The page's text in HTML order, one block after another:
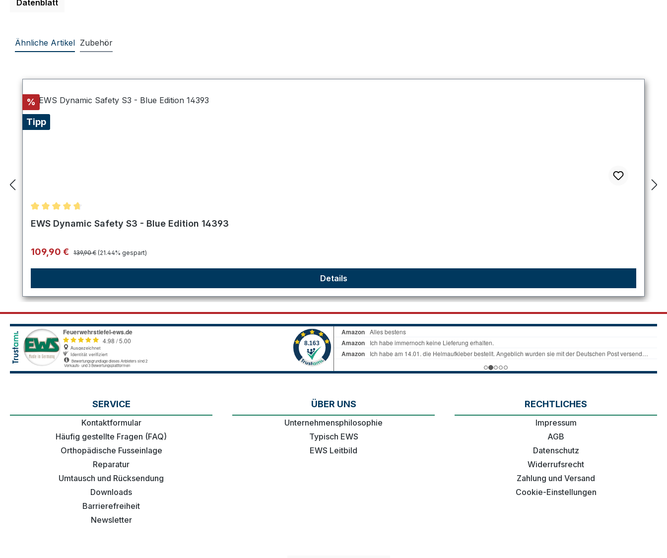
Datenblatt
Ähnliche Artikel Zubehör
Rabatt
%
Tipp
Durchschnittliche Bewertung von 4.8 von 5 Sternen
EWS Dynamic Safety S3 - Blue Edition 14393
Verkaufspreis:
109,90 € Regulärer Preis:
139,90 € (21.44% gespart)
Details
SERVICE
Kontaktformular
Häufig gestellte Fragen (FAQ)
Orthopädische Fusseinlage
Reparatur
Umtausch und Rücksendung
Downloads
Barrierefreiheit
Newsletter
ÜBER UNS
Unternehmensphilosophie
Typisch EWS
EWS Leitbild
RECHTLICHES
Impressum
AGB
Datenschutz
Widerrufsrecht
Zahlung und Versand
Cookie-Einstellungen